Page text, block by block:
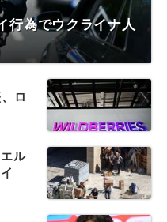
行為でウクライナ人
ロ
ル